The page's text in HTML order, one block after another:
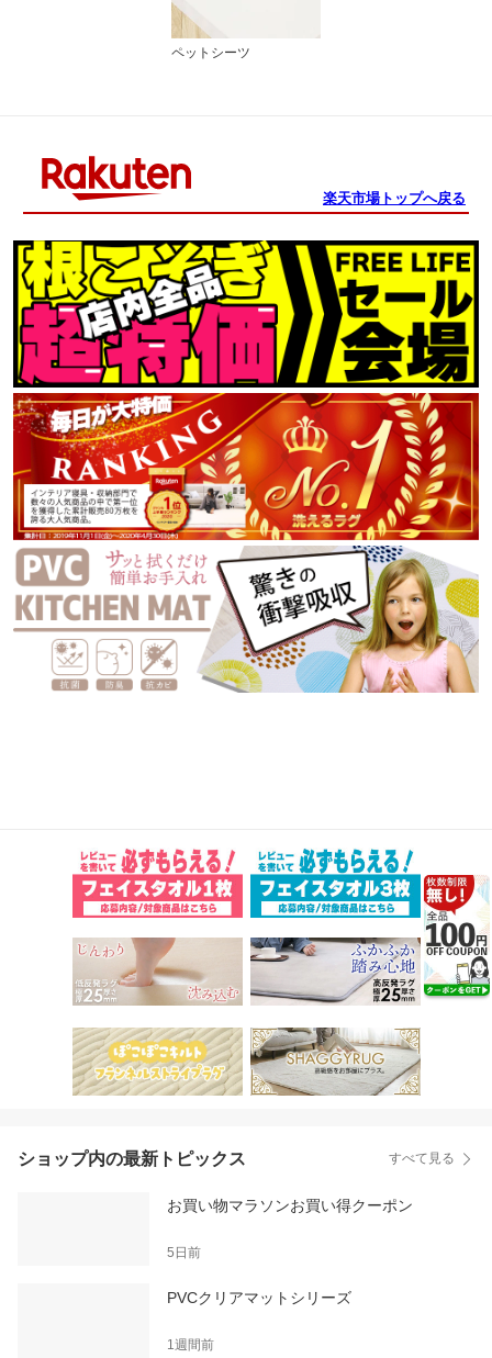
ペットシーツ
ショップ内の最新トピックス すべて見る
お買い物マラソンお買い得クーポン
5日前
PVCクリアマットシリーズ
1週間前